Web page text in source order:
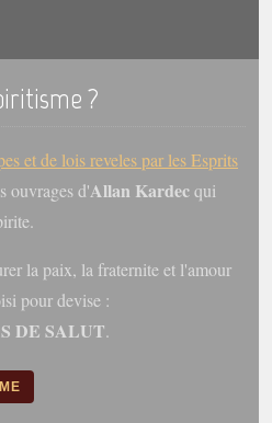
?
et de lois reveles par les Esprits
ouvrages d'Allan Kardecqui
la paix, la fraternite et l'amour
pour devise :
DE SALUT.